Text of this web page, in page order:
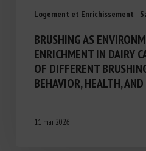
Logement et Enrichissement
BRUSHING AS
ENRICHMENT IN DAIRY
OF DIFFERENT
BEHAVIOR, HEALTH,
11 mai 2026